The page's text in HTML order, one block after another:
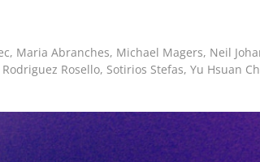
Maria Abranches, Michael Magers, Neil
Rosello, Sotirios Stefas, Yu Hsuan